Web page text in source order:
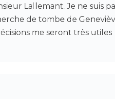
Lallemant. Je ne suis
de tombe de
me seront très utiles